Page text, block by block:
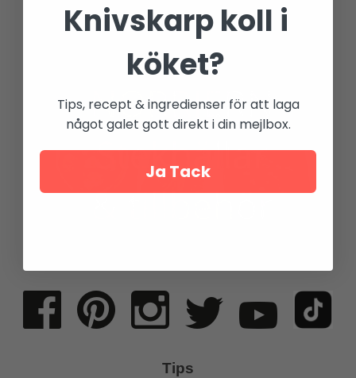
Tips
Knivskarp koll i
köket?
Tips, recept & ingredienser för att laga
något galet gott direkt i din mejlbox.
Ja Tack